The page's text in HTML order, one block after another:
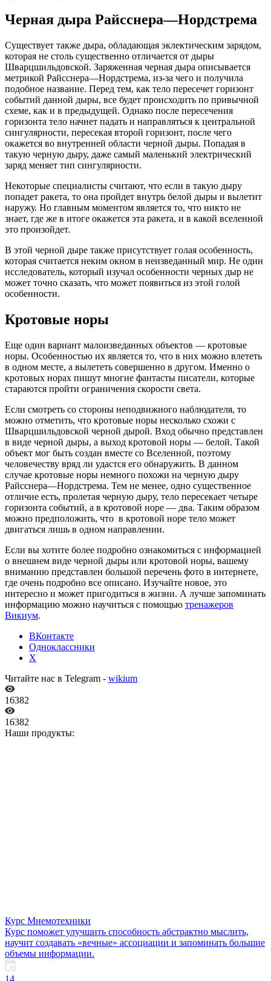
Черная дыра Райсснера—Нордстрема
Существует также дыра, обладающая эклектическим зарядом,
которая не столь существенно отличается от дыры
Шварцшильдовской. Заряженная черная дыра описывается
метрикой Райсснера—Нордстрема, из-за чего и получила
подобное название. Перед тем, как тело пересечет горизонт
событий данной дыры, все будет происходить по привычной
схеме, как и в предыдущей. Однако после пересечения
горизонта тело начнет падать и направляться к центральной
сингулярности, пересекая второй горизонт, после чего
окажется во внутренней области черной дыры. Попадая в
такую черную дыру, даже самый маленький электрический
заряд меняет тип сингулярности.
Некоторые специалисты считают, что если в такую дыру
попадет ракета, то она пройдет внутрь белой дыры и вылетит
наружу. Но главным моментом является то, что никто не
знает, где же в итоге окажется эта ракета, и в какой вселенной
это произойдет.
В этой черной дыре также присутствует голая особенность,
которая считается неким окном в неизведанный мир. Не один
исследователь, который изучал особенности черных дыр не
может точно сказать, что может появиться из этой голой
особенности.
Кротовые норы
Еще один вариант малоизведанных объектов — кротовые
норы. Особенностью их является то, что в них можно влететь
в одном месте, а вылететь совершенно в другом. Именно о
кротовых норах пишут многие фантасты писатели, которые
стараются пройти ограничения скорости света.
Если смотреть со стороны неподвижного наблюдателя, то
можно отметить, что кротовые норы несколько схожи с
Шварцшильдовской черной дырой. Вход обычно представлен
в виде черной дыры, а выход кротовой норы — белой. Такой
объект мог быть создан вместе со Вселенной, поэтому
человечеству вряд ли удастся его обнаружить. В данном
случае кротовые норы немного похожи на черную дыру
Райсснера—Нордстрема. Тем не менее, одно существенное
отличие есть, пролетая черную дыру, тело пересекает четыре
горизонта событий, а в кротовой норе — два. Таким образом
можно предположить, что в кротовой норе тело может
двигаться лишь в одном направлении.
Если вы хотите более подробно ознакомиться с информацией
о внешнем виде черной дыры или кротовой норы, вашему
вниманию представлен большой перечень фото в интернете,
где очень подробно все описано. Изучайте новое, это
интересно и может пригодиться в жизни. А лучше запоминать
информацию можно научиться с помощью тренажеров
Викиум.
ВКонтакте
Одноклассники
X
Читайте нас в Telegram - wikium
16382
16382
Наши продукты:
Курс Мнемотехники
Курс поможет улучшить способность абстрактно мыслить,
научит создавать «вечные» ассоциации и запоминать большие
объемы информации.